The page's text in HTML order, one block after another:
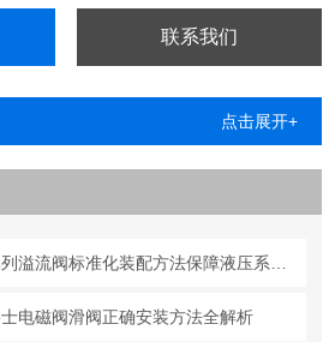
联系我们
点击展开+
严格遵循德国哈威比列溢流阀标准化装配方法保障液压系统压力调控精准可靠
电磁阀滑阀正确安装方法全解析